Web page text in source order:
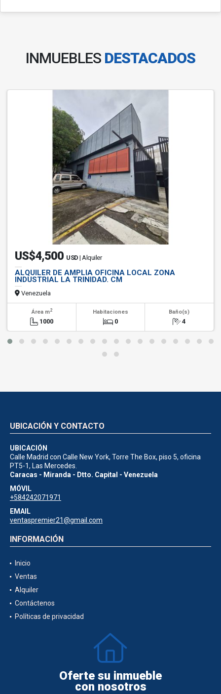
INMUEBLES DESTACADOS
US$4,500 USD | Alquiler
ALQUILER DE AMPLIA OFICINA LOCAL ZONA
INDUSTRIAL LA TRINIDAD. CM
Venezuela
Área m2
1000
Habitaciones
0
Baño(s)
4
UBICACIÓN Y CONTACTO
UBICACIÓN
Calle Madrid con Calle New York, Torre The Box, piso 5, oficina
PT5-1, Las Mercedes.
Caracas - Miranda - Dtto. Capital - Venezuela
MÓVIL
+584242071971
EMAIL
ventaspremier21@gmail.com
INFORMACIÓN
Inicio
Ventas
Alquiler
Contáctenos
Políticas de privacidad
Oferte su inmueble
con nosotros